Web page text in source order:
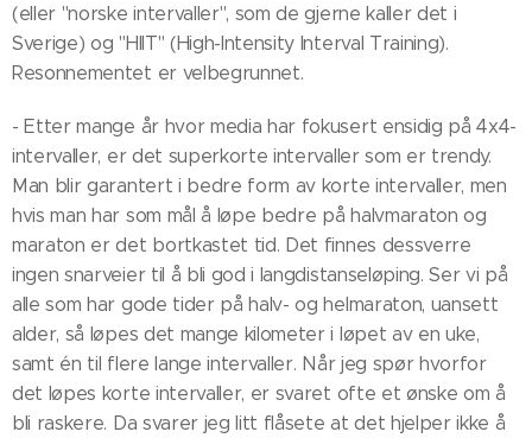
(eller "norske intervaller", som de gjerne kaller det i
Sverige) og "HIIT" (High-Intensity Interval Training).
Resonnementet er velbegrunnet.
- Etter mange år hvor media har fokusert ensidig på 4x4-
intervaller, er det superkorte intervaller som er trendy.
Man blir garantert i bedre form av korte intervaller, men
hvis man har som mål å løpe bedre på halvmaraton og
maraton er det bortkastet tid. Det finnes dessverre
ingen snarveier til å bli god i langdistanseløping. Ser vi på
alle som har gode tider på halv- og helmaraton, uansett
alder, så løpes det mange kilometer i løpet av en uke,
samt én til flere lange intervaller. Når jeg spør hvorfor
det løpes korte intervaller, er svaret ofte et ønske om å
bli raskere. Da svarer jeg litt flåsete at det hjelper ikke å